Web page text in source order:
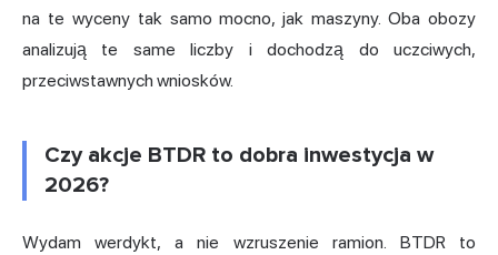
na te wyceny tak samo mocno, jak maszyny. Oba obozy
analizują te same liczby i dochodzą do uczciwych,
przeciwstawnych wniosków.
Czy akcje BTDR to dobra inwestycja w
2026?
Wydam werdykt, a nie wzruszenie ramion. BTDR to